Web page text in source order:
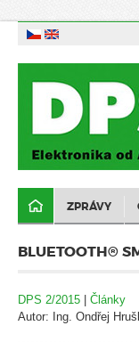
ZPRÁVY
BLUETOOTH®
DPS 2/2015 | Články
Autor: Ing. Ondřej